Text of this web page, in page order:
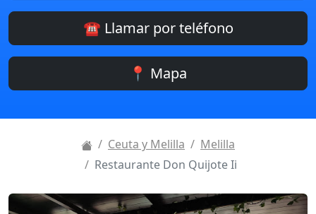
☎️ Llamar por teléfono
📍 Mapa
Ceuta y Melilla
Melilla
Restaurante Don Quijote Ii